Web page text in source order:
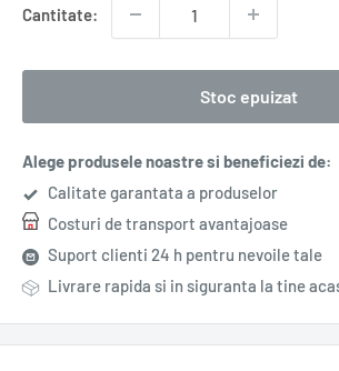
Cantitate:
Stoc epuizat
Alege produsele noastre si beneficiezi de:
Calitate garantata a produselor
Costuri de transport avantajoase
Suport clienti 24 h pentru nevoile tale
Livrare rapida si in siguranta la tine